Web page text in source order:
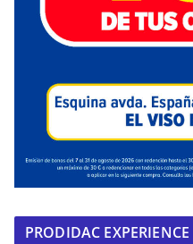
PRODIDAC